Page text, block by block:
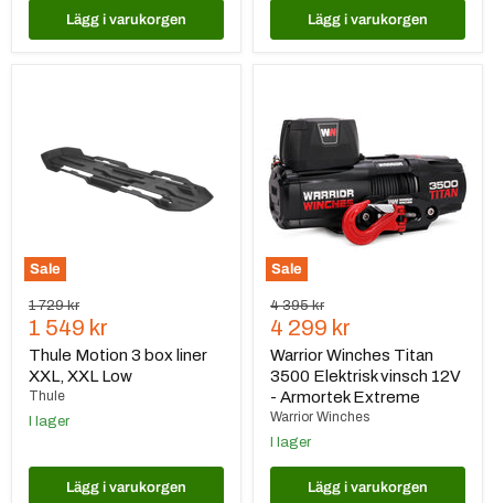
Lägg i varukorgen Lägg i varukorgen
Sale
liner
XXL,
Ursprungspris
1 729 kr
Nuvarande
pris
1 549 kr
Thule Motion 3 box liner
XXL, XXL Low
Thule
I lager
Lägg i varukorgen
Sale
Titan
3500
Elektrisk
vinsch
12V
-
Armortek
Ursprungspris
4 395 kr
Nuvarande
pris
4 299 kr
Warrior Winches Titan
3500 Elektrisk vinsch 12V
- Armortek Extreme
Warrior Winches
I lager
Lägg i varukorgen